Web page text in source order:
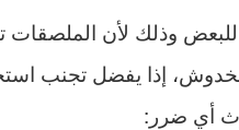
وذلك لأن
إذا يفضل تجنب
أي ضرر: